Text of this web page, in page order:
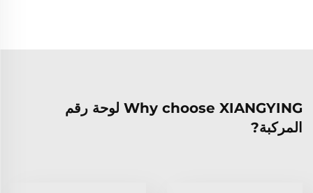
Why choose XIANGYING لوحة رقم
المركبة?